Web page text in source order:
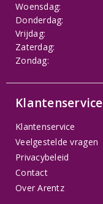
Woensdag:
Donderdag:
Vrijdag:
Zaterdag:
Zondag:
Klantenservice
Klantenservice
Veelgestelde vragen
Privacybeleid
Contact
Over Arentz